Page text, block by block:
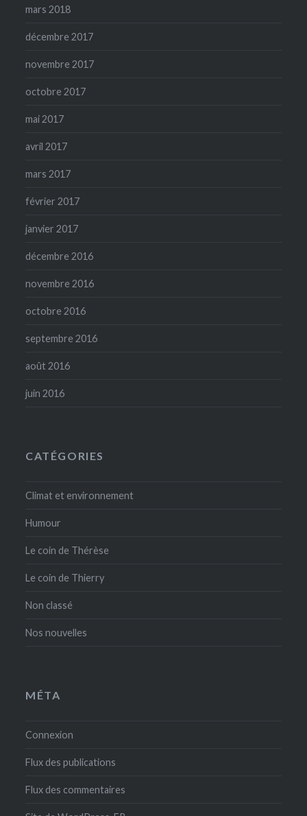
mars 2018
décembre 2017
novembre 2017
octobre 2017
mai 2017
avril 2017
mars 2017
février 2017
janvier 2017
décembre 2016
novembre 2016
octobre 2016
septembre 2016
août 2016
juin 2016
CATÉGORIES
Climat et environnement
Humour
Le coin de Thérèse
Le coin de Thierry
Non classé
Nos nouvelles
MÉTA
Connexion
Flux des publications
Flux des commentaires